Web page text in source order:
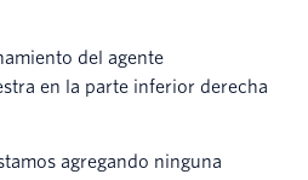
del agente
en la parte inferior derecha
agregando ninguna